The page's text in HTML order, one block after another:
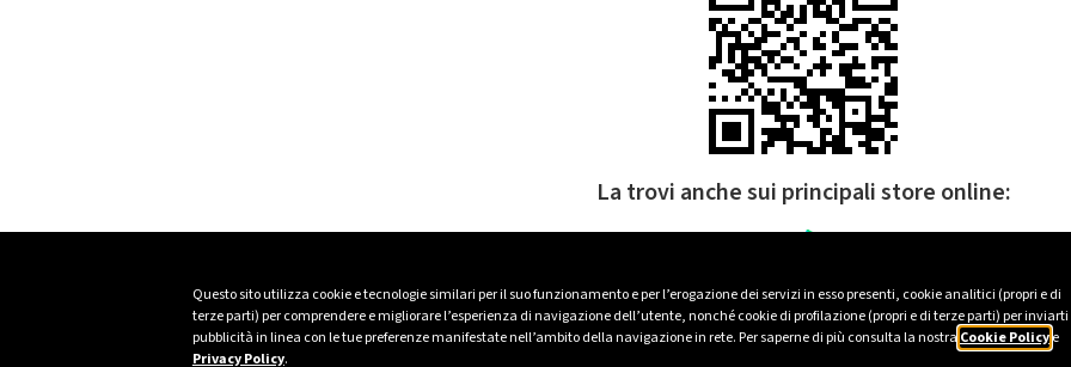
Questo sito utilizza cookie e tecnologie similari per il suo funzionamento e per l’erogazione dei servizi in esso presenti, cookie analitici (propri e di
terze parti) per comprendere e migliorare l’esperienza di navigazione dell’utente, nonché cookie di profilazione (propri e di terze parti) per inviarti
pubblicità in linea con le tue preferenze manifestate nell’ambito della navigazione in rete. Per saperne di più consulta la nostra Cookie Policye
Privacy Policy.
La trovi anche sui principali store online: